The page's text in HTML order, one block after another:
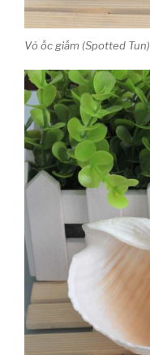
Vỏ ốc giấm (Spotted Tun)